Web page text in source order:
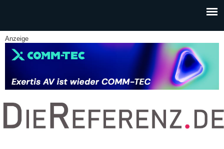
Anzeige